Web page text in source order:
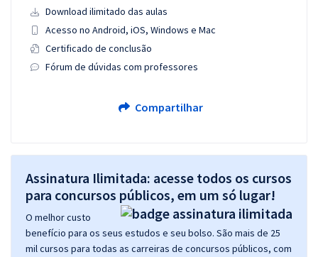
Download ilimitado das aulas
Acesso no Android, iOS, Windows e Mac
Certificado de conclusão
Fórum de dúvidas com professores
Compartilhar
Assinatura Ilimitada: acesse todos os cursos
para concursos públicos, em um só lugar!
O melhor custo
benefício para os seus estudos e seu bolso. São mais de 25
mil cursos para todas as carreiras de concursos públicos, com